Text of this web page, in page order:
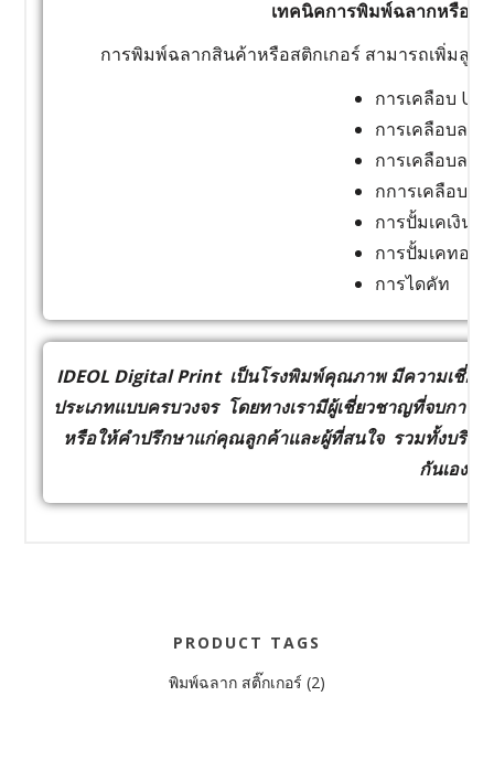
เทคนิคการพิมพ์ฉลากหรือสติ
การพิมพ์ฉลากสินค้าหรือสติกเกอร์ สามารถเพิ่มลูก
การเคลือบ UV
การเคลือบลามิ
การเคลือบลา
กการเคลือบ
การปั้มเคเงิน
การปั้มเคทอง
การไดคัท
IDEOL Digital Print เป็นโรงพิมพ์คุณภาพ มีความเชี่ย
ประเภทแบบครบวงจร โดยทางเรามีผู้เชี่ยวชาญที่จบกา
หรือให้คำปรึกษาแก่คุณลูกค้าและผู้ที่สนใจ รวมทั้งบริกา
กันเอง
PRODUCT TAGS
พิมพ์ฉลาก สติ๊กเกอร์ (2)